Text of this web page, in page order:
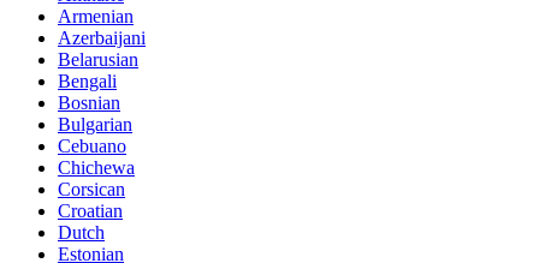
Armenian
Azerbaijani
Belarusian
Bengali
Bosnian
Bulgarian
Cebuano
Chichewa
Corsican
Croatian
Dutch
Estonian